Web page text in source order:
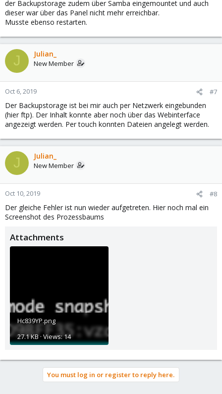
der Backupstorage zudem über Samba eingemountet und auch
dieser war über das Panel nicht mehr erreichbar.
Musste ebenso restarten.
J Julian_
New Member
Oct 6, 2019 #7
Der Backupstorage ist bei mir auch per Netzwerk eingebunden
(hier ftp). Der Inhalt konnte aber noch über das Webinterface
angezeigt werden. Per touch konnten Dateien angelegt werden.
J Julian_
New Member
Oct 10, 2019 #8
Der gleiche Fehler ist nun wieder aufgetreten. Hier noch mal ein
Screenshot des Prozessbaums
Attachments
Hc839YP.png
27.1 KB · Views: 14
You must log in or register to reply here.